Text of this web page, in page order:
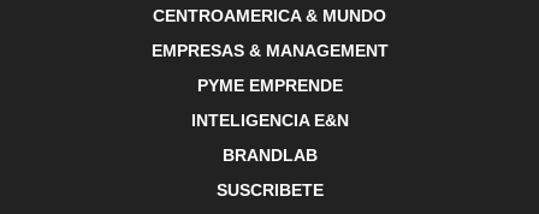
CENTROAMERICA & MUNDO
EMPRESAS & MANAGEMENT
PYME EMPRENDE
INTELIGENCIA E&N
BRANDLAB
SUSCRIBETE